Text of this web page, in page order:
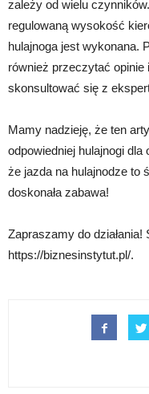
zależy od wielu
regulowaną wysokość
hulajnoga jest wykonana.
również przeczytać
skonsultować się z
Mamy nadzieję, że ten
odpowiedniej hulajnogi
że jazda na hulajnodze to
doskonała zabawa!
Zapraszamy do
https://biznesinstytut.pl/.